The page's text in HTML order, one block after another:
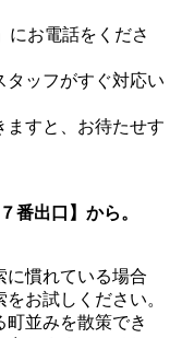
にお電話をくださ
タッフがすぐ対応い
ますと、お待たせす
番出口】から。
に慣れている場合
お試しください。
町並みを散策でき